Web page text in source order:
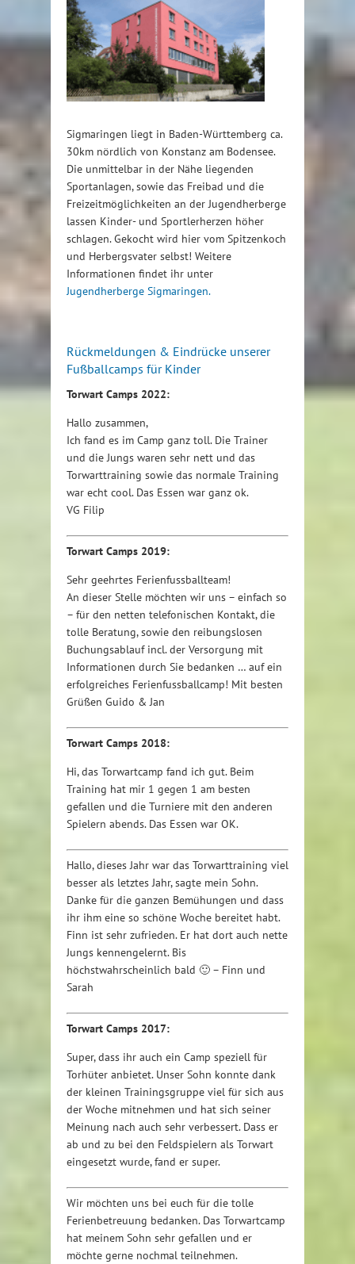
Sigmaringen liegt in Baden-Württemberg ca.
30km nördlich von Konstanz am Bodensee.
Die unmittelbar in der Nähe liegenden
Sportanlagen, sowie das Freibad und die
Freizeitmöglichkeiten an der Jugendherberge
lassen Kinder- und Sportlerherzen höher
schlagen. Gekocht wird hier vom Spitzenkoch
und Herbergsvater selbst! Weitere
Informationen findet ihr unter
Jugendherberge Sigmaringen.
Rückmeldungen & Eindrücke unserer
Fußballcamps für Kinder
Torwart Camps 2022:
Hallo zusammen,
Ich fand es im Camp ganz toll. Die Trainer
und die Jungs waren sehr nett und das
Torwarttraining sowie das normale Training
war echt cool. Das Essen war ganz ok.
VG Filip
Torwart Camps 2019:
Sehr geehrtes Ferienfussballteam!
An dieser Stelle möchten wir uns – einfach so
– für den netten telefonischen Kontakt, die
tolle Beratung, sowie den reibungslosen
Buchungsablauf incl. der Versorgung mit
Informationen durch Sie bedanken … auf ein
erfolgreiches Ferienfussballcamp! Mit besten
Grüßen Guido & Jan
Torwart Camps 2018:
Hi, das Torwartcamp fand ich gut. Beim
Training hat mir 1 gegen 1 am besten
gefallen und die Turniere mit den anderen
Spielern abends. Das Essen war OK.
Hallo, dieses Jahr war das Torwarttraining viel
besser als letztes Jahr, sagte mein Sohn.
Danke für die ganzen Bemühungen und dass
ihr ihm eine so schöne Woche bereitet habt.
Finn ist sehr zufrieden. Er hat dort auch nette
Jungs kennengelernt. Bis
höchstwahrscheinlich bald 🙂 – Finn und
Sarah
Torwart Camps 2017:
Super, dass ihr auch ein Camp speziell für
Torhüter anbietet. Unser Sohn konnte dank
der kleinen Trainingsgruppe viel für sich aus
der Woche mitnehmen und hat sich seiner
Meinung nach auch sehr verbessert. Dass er
ab und zu bei den Feldspielern als Torwart
eingesetzt wurde, fand er super.
Wir möchten uns bei euch für die tolle
Ferienbetreuung bedanken. Das Torwartcamp
hat meinem Sohn sehr gefallen und er
möchte gerne nochmal teilnehmen.